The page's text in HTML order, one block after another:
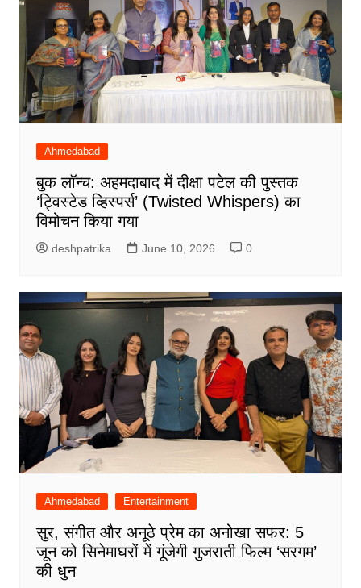
Ahmedabad
बुक लॉन्च: अहमदाबाद में दीक्षा पटेल की पुस्तक
‘ट्विस्टेड व्हिस्पर्स’ (Twisted Whispers) का
विमोचन किया गया
deshpatrika June 10, 2026 0
Ahmedabad Entertainment
सुर, संगीत और अनूठे प्रेम का अनोखा सफर: 5
जून को सिनेमाघरों में गूंजेगी गुजराती फिल्म ‘सरगम’
की धुन